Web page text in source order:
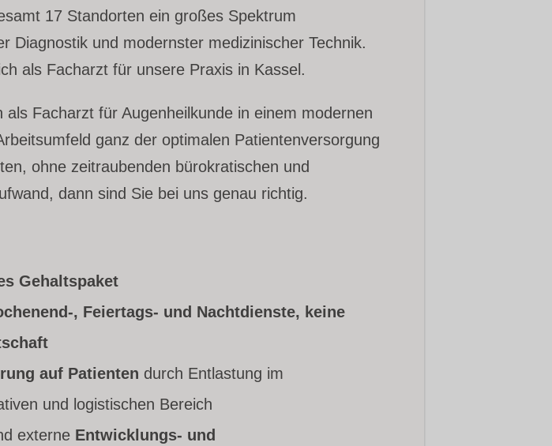
17 Standorten ein großes Spektrum
Diagnostik und modernster medizinischer Technik.
als Facharzt für unsere Praxis in Kassel.
als Facharzt für Augenheilkunde in einem modernen
ganz der optimalen Patientenversorgung
ohne zeitraubenden bürokratischen und
dann sind Sie bei uns genau richtig.
Gehaltspaket
, Feiertags- und Nachtdienste, keine
auf Patienten durch Entlastung im
und logistischen Bereich
externe Entwicklungs- und